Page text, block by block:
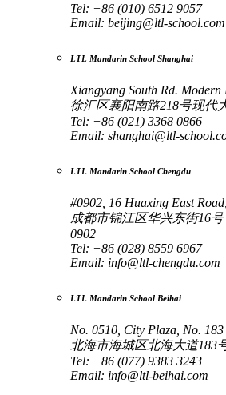
Tel: +86 (010) 6512 9057
Email: beijing@ltl-school.com
LTL Mandarin School Shanghai
Xiangyang South Rd.
徐汇区襄阳南路218号现代
Tel: +86 (021) 3368 0866
Email: shanghai@ltl-
LTL Mandarin School Chengdu
#0902, 16 Huaxing East
成都市锦江区华兴东街16
0902
Tel: +86 (028) 8559 6967
Email: info@ltl-chengdu.com
LTL Mandarin School Beihai
No. 0510, City Plaza, No.
北海市海城区北海大道183
Tel: +86 (077) 9383 3243
Email: info@ltl-beihai.com